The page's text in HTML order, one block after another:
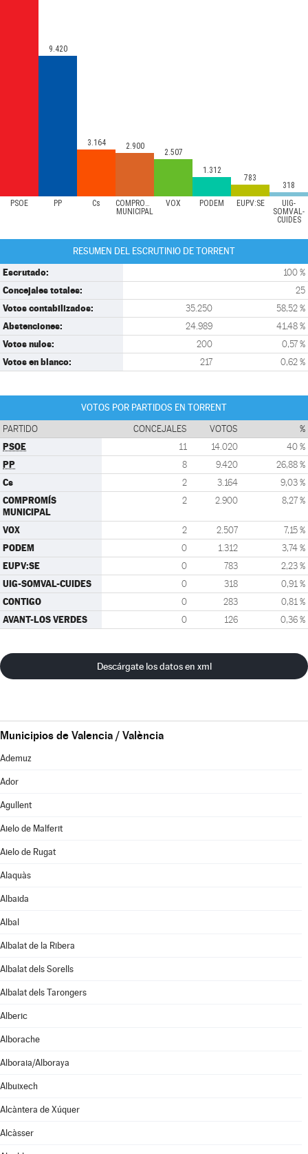
PSOE PP Cs
COMPROMÍS
MUNICIPAL
VOX PODEM EUPV:SE
UIG-
SOMVAL-
CUIDES
9.420
3.164 2.900
2.507
1.312
783
318
RESUMEN DEL ESCRUTINIO DE TORRENT
Escrutado: 100 %
Concejales totales: 25
Votos contabilizados: 35.250 58,52 %
Abstenciones: 24.989 41,48 %
Votos nulos: 200 0,57 %
Votos en blanco: 217 0,62 %
VOTOS POR PARTIDOS EN TORRENT
PARTIDO CONCEJALES VOTOS %
PSOE 11 14.020 40 %
PP 8 9.420 26,88 %
Cs 2 3.164 9,03 %
COMPROMÍS
MUNICIPAL
2 2.900 8,27 %
VOX 2 2.507 7,15 %
PODEM 0 1.312 3,74 %
EUPV:SE 0 783 2,23 %
UIG-SOMVAL-CUIDES 0 318 0,91 %
CONTIGO 0 283 0,81 %
AVANT-LOS VERDES 0 126 0,36 %
Descárgate los datos en xml
Municipios de Valencia / València
Ademuz
Ador
Agullent
Aielo de Malferit
Aielo de Rugat
Alaquàs
Albaida
Albal
Albalat de la Ribera
Albalat dels Sorells
Albalat dels Tarongers
Alberic
Alborache
Alboraia/Alboraya
Albuixech
Alcàntera de Xúquer
Alcàsser